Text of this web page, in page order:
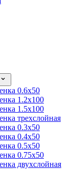
0.6x50
1.2x100
1.5x100
трехслойная
0.3x50
0.4x50
0.5x50
0.75x50
двухслойная